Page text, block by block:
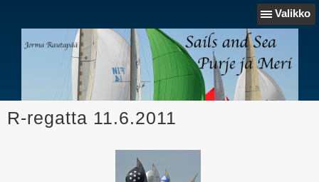
Valikko
R-regatta 11.6.2011